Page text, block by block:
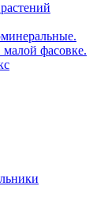
фасовке.